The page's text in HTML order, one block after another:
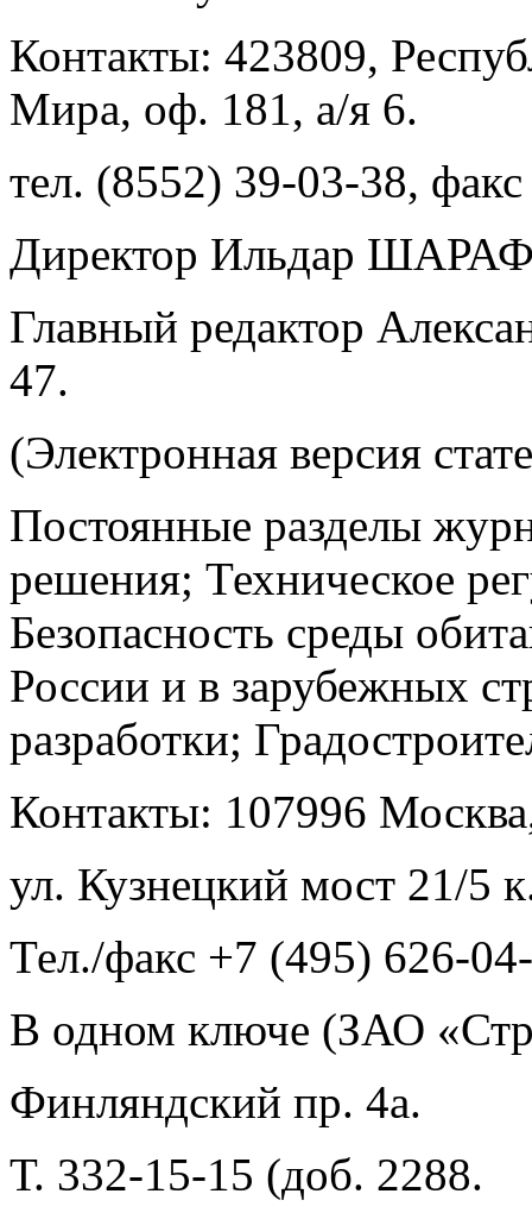
Контакты: 423809,
Мира, оф. 181, а/я 6.
тел. (8552) 39-03-38,
Директор Ильдар
Главный редактор
47.
(Электронная версия
Постоянные разделы
решения; Техническое
Безопасность среды
России и в зарубежных
разработки;
Контакты: 107996
ул. Кузнецкий мост 21/5
Тел./факс +7 (495) 626-
В одном ключе (ЗАО
Финляндский пр. 4а.
Т. 332-15-15 (доб. 2288.